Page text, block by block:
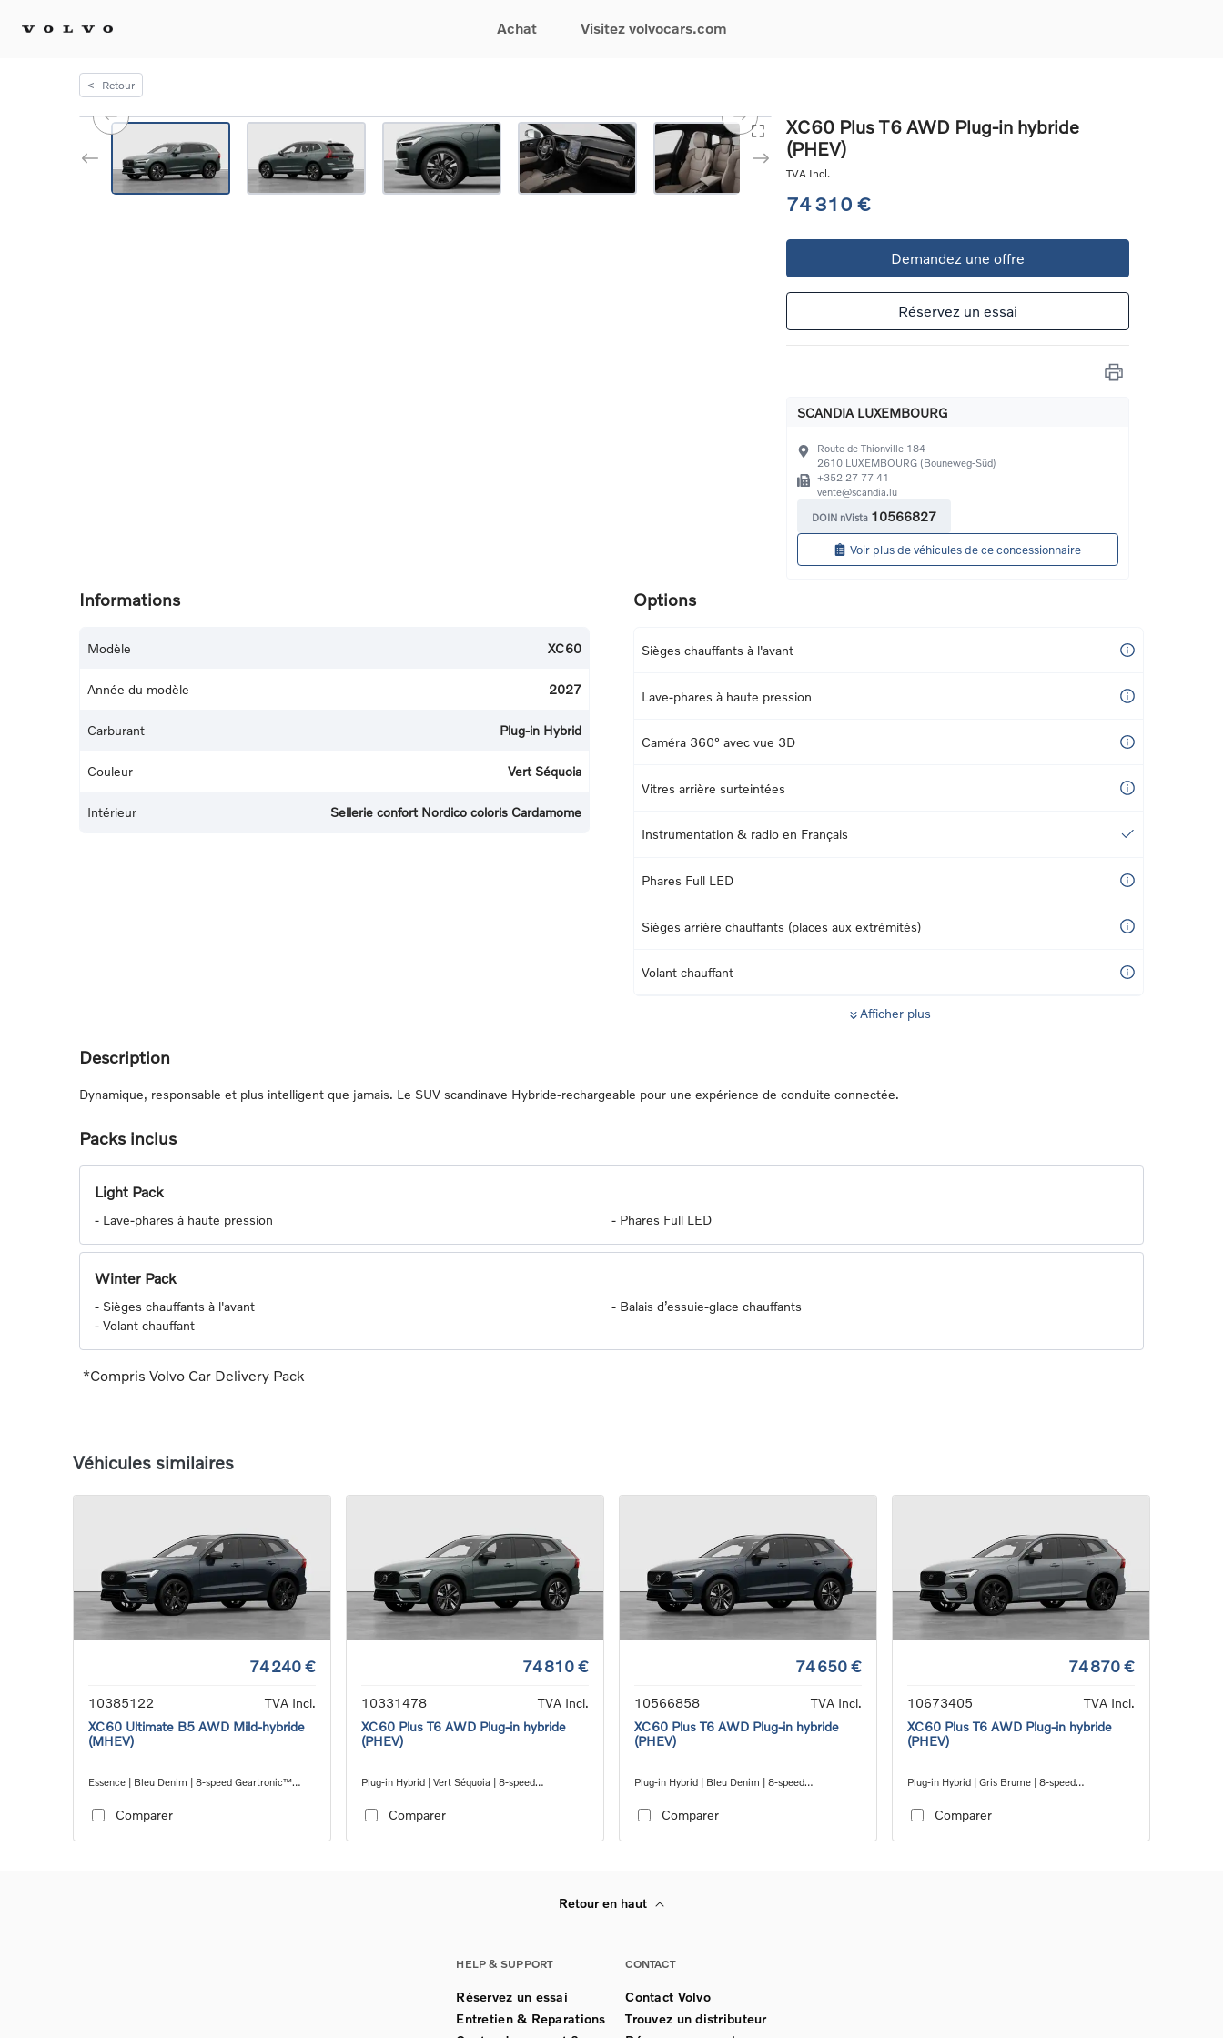
Achat
EX30
EX40
EC40
Voitures électriques
Voitures hybrides
rechargeables
Visitez volvocars.com
Configurez votre voiture
Offres du moment
Voitures d'occasion
Financement
Assurances
Réservez un essai
Entretien & Réparations
Reprise de votre voiture
Service de dépannage
Trouver un distributeur
< Retour
XC60 Plus T6 AWD Plug-in hybride
(PHEV)
TVA Incl.
74 310 €
Demandez une offre
Réservez un essai
SCANDIA LUXEMBOURG
Route de Thionville 184
2610 LUXEMBOURG (Bouneweg-Süd)
+352 27 77 41
vente@scandia.lu
DOIN nVista 10566827
Voir plus de véhicules de ce concessionnaire
Informations
Modèle XC60
Année du modèle 2027
Carburant Plug-in Hybrid
Couleur Vert Séquoia
Intérieur Sellerie confort Nordico coloris Cardamome
Options
Sièges chauffants à l'avant
Lave-phares à haute pression
Caméra 360° avec vue 3D
Vitres arrière surteintées
Instrumentation & radio en Français
Phares Full LED
Sièges arrière chauffants (places aux extrémités)
Volant chauffant
Afficher plus
Description
Dynamique, responsable et plus intelligent que jamais. Le SUV scandinave Hybride-rechargeable pour une expérience de conduite connectée.
Packs inclus
Light Pack
- Lave-phares à haute pression - Phares Full LED
Winter Pack
- Sièges chauffants à l'avant - Balais d’essuie-glace chauffants
- Volant chauffant
*Compris Volvo Car Delivery Pack
Véhicules similaires
74 240 €
10385122
TVA Incl.
XC60 Ultimate B5 AWD Mild-hybride
(MHEV)
Essence | Bleu Denim | 8-speed Geartronic™
Comparer
74 810 €
10331478
TVA Incl.
XC60 Plus T6 AWD Plug-in hybride
(PHEV)
Plug-in Hybrid | Vert Séquoia | 8-speed
Comparer
74 650 €
10566858
TVA Incl.
XC60 Plus T6 AWD Plug-in hybride
(PHEV)
Plug-in Hybrid | Bleu Denim | 8-speed
Comparer
74 870 €
10673405
TVA Incl.
XC60 Plus T6 AWD Plug-in hybride
(PHEV)
Plug-in Hybrid | Gris Brume | 8-speed
Comparer
Retour en haut
HELP & SUPPORT
Réservez un essai
Entretien & Reparations
CONTACT
Contact Volvo
Trouvez un distributeur